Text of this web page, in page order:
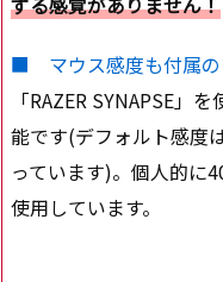
■ マウス感度も付属の
「RAZER SYNAPSE」
能です(デフォルト感度
っています)。個人的に
使用しています。